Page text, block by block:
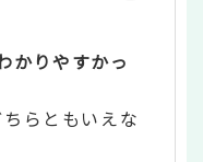
かりやすかっ
ちらともいえな